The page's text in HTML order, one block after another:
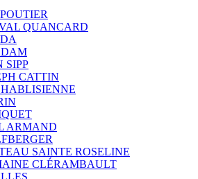
QUANCARD
SIPP
CATTIN
ARMAND
SAINTE ROSELINE
CLÉRAMBAULT